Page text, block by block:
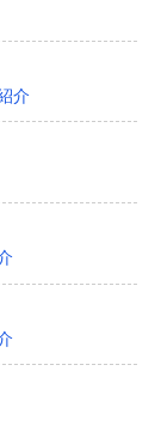
介